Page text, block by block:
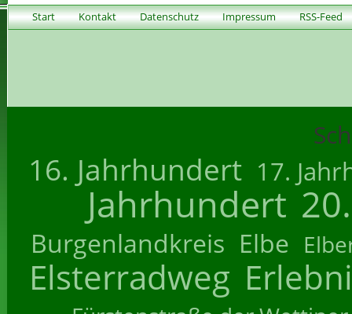
Start Kontakt Datenschutz Impressum RSS-Feed
16. Jahrhundert 17.
Jahrhundert
Burgenlandkreis Elbe
Elsterradweg